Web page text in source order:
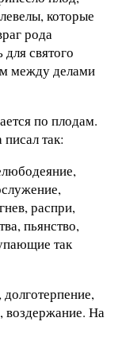
которые
рода
святого
между делами
по плодам.
так:
распри,
пьянство,
так
воздержание. На